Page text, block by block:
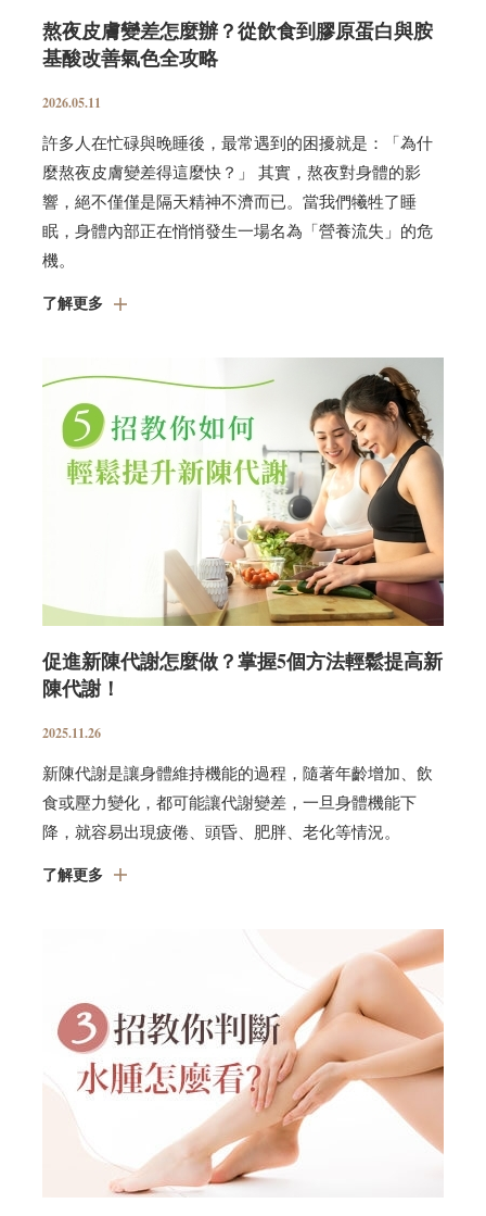
熬夜皮膚變差怎麼辦？從飲食到膠原蛋白與胺
基酸改善氣色全攻略
2026.05.11
許多人在忙碌與晚睡後，最常遇到的困擾就是：「為什
麼熬夜皮膚變差得這麼快？」 其實，熬夜對身體的影
響，絕不僅僅是隔天精神不濟而已。當我們犧牲了睡
眠，身體內部正在悄悄發生一場名為「營養流失」的危
機。
了解更多
促進新陳代謝怎麼做？掌握5個方法輕鬆提高新
陳代謝！
2025.11.26
新陳代謝是讓身體維持機能的過程，隨著年齡增加、飲
食或壓力變化，都可能讓代謝變差，一旦身體機能下
降，就容易出現疲倦、頭昏、肥胖、老化等情況。
了解更多